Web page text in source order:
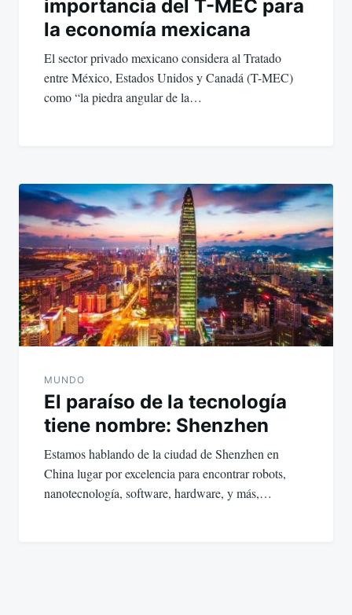
importancia del T-MEC para
la economía mexicana
El sector privado mexicano considera al Tratado
entre México, Estados Unidos y Canadá (T-MEC)
como “la piedra angular de la…
MUNDO
El paraíso de la tecnología
tiene nombre: Shenzhen
Estamos hablando de la ciudad de Shenzhen en
China lugar por excelencia para encontrar robots,
nanotecnología, software, hardware, y más,…